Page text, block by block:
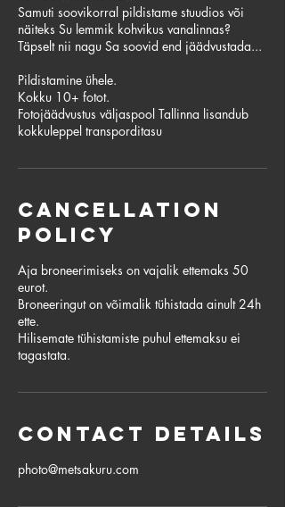
Samuti soovikorral pildistame stuudios või
näiteks Su lemmik kohvikus vanalinnas?
Täpselt nii nagu Sa soovid end jäädvustada...
Pildistamine ühele.
Kokku 10+ fotot.
Fotojäädvustus väljaspool Tallinna lisandub
kokkuleppel transporditasu
Cancellation
Policy
Aja broneerimiseks on vajalik ettemaks 50
eurot.
Broneeringut on võimalik tühistada ainult 24h
ette.
Hilisemate tühistamiste puhul ettemaksu ei
tagastata.
Contact Details
photo@metsakuru.com